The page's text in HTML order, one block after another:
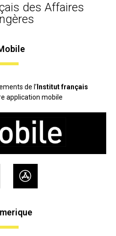
des Affaires
de l’ Institut français
application mobile